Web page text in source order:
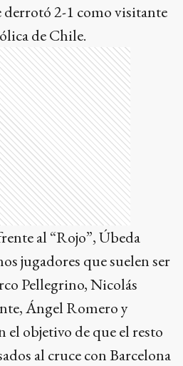
2-1 como visitante
de Chile.
al “Rojo”, Úbeda
jugadores que suelen ser
Pellegrino, Nicolás
Ángel Romero y
objetivo de que el resto
al cruce con Barcelona